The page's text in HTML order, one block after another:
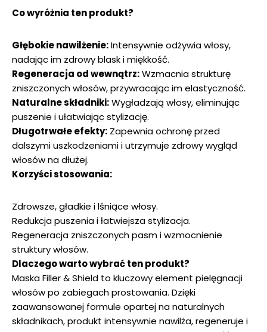
Co wyróżnia ten produkt?
Głębokie nawilżenie:Intensywnie odżywia włosy,
nadając im zdrowy blask i miękkość.
Regeneracja od wewnątrz:Wzmacnia strukturę
zniszczonych włosów, przywracając im elastyczność.
Naturalne składniki:Wygładzają włosy, eliminując
puszenie i ułatwiając stylizację.
Długotrwałe efekty: Zapewnia ochronę przed
dalszymi uszkodzeniami i utrzymuje zdrowy wygląd
włosów na dłużej.
Korzyści stosowania:
Zdrowsze, gładkie i lśniące włosy.
Redukcja puszenia i łatwiejsza stylizacja.
Regeneracja zniszczonych pasm i wzmocnienie
struktury włosów.
Dlaczego warto wybrać ten produkt?
Maska Filler & Shield to kluczowy element pielęgnacji
włosów po zabiegach prostowania. Dzięki
zaawansowanej formule opartej na naturalnych
składnikach, produkt intensywnie nawilża, regeneruje i